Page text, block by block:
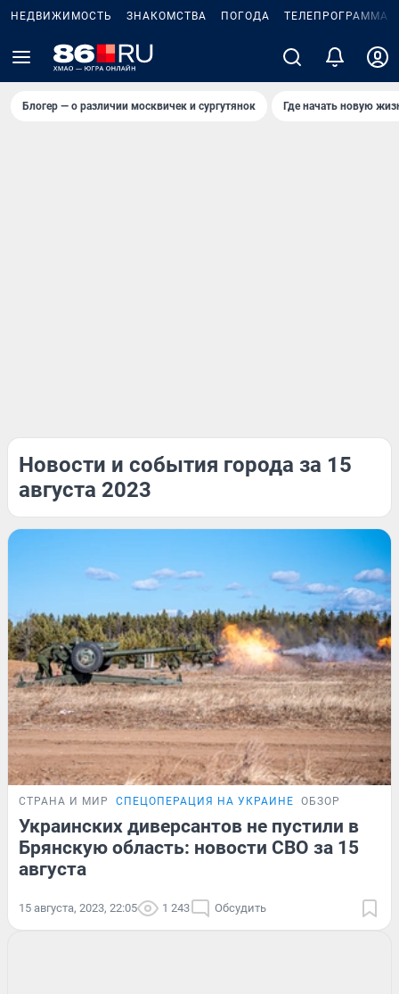
НЕДВИЖИМОСТЬ ЗНАКОМСТВА ПОГОДА ТЕЛЕПРОГРАММА
Блогер — о различии москвичек и сургутянок Где начать новую
Новости и события города за 15
августа 2023
СТРАНА И МИР СПЕЦОПЕРАЦИЯ НА УКРАИНЕ ОБЗОР
Украинских диверсантов не пустили в
Брянскую область: новости СВО за 15
августа
15 августа, 2023, 22:05 1 243 Обсудить